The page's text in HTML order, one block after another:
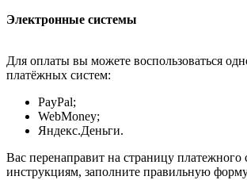
Электронные системы
Для оплаты вы можете воспользоваться
платёжных систем:
PayPal;
WebMoney;
Яндекс.Деньги.
Вас перенаправит на страницу платежного
инструкциям, заполните правильную